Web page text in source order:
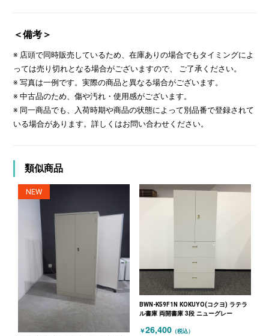
＜備考＞
※ 店頭で同時販売しているため、在庫ありの場合でもタイミングによ
っては売り切れとなる場合がございますので、 ご了承ください。
※ 写真は一例です。実際の商品と異なる場合がございます。
※ 中古品のため、傷や汚れ・使用感がございます。
※ 同一商品でも、入荷時期や商品の状態によって別品番で登録されて
いる場合があります。詳しくはお問い合わせください。
類似商品
NEW
BWN-K59F1N KOKUYO(コクヨ) ラテラ
ル書庫 両開書庫 3段 ニューグレー
￥26,400 （税込）